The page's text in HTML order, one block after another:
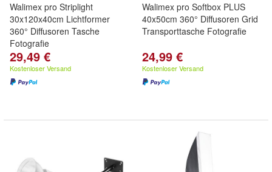
Walimex pro Striplight
30x120x40cm Lichtformer
360° Diffusoren Tasche
Fotografie
29,49 €
Kostenloser Versand
Walimex pro Softbox PLUS
40x50cm 360° Diffusoren Grid
Transporttasche Fotografie
24,99 €
Kostenloser Versand